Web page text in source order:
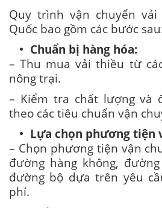
Quy trình vận chuyển vải
Quốc bao gồm các bước
Chuẩn bị hàng hóa:
– Thu mua vải thiều từ
nông trại.
– Kiểm tra chất lượng và
theo các tiêu chuẩn vận
Lựa chọn phương tiện
– Chọn phương tiện vận
đường hàng không,
đường bộ dựa trên yêu
phí.